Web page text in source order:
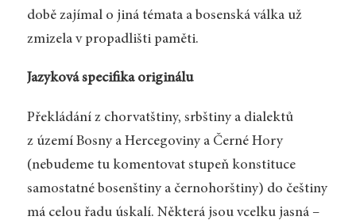
době zajímal o jiná témata a bosenská válka už
zmizela v propadlišti paměti.
Jazyková specifika originálu
Překládání z chorvatštiny, srbštiny a dialektů
z území Bosny a Hercegoviny a Černé Hory
(nebudeme tu komentovat stupeň konstituce
samostatné bosenštiny a černohorštiny) do češtiny
má celou řadu úskalí. Některá jsou vcelku jasná –